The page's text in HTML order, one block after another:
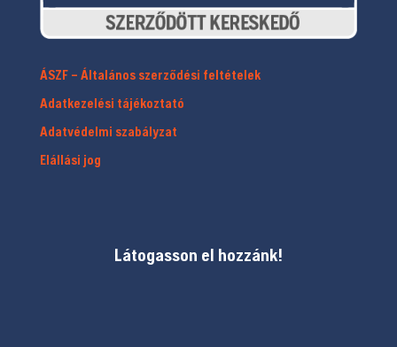
ÁSZF – Általános szerződési feltételek
Adatkezelési tájékoztató
Adatvédelmi szabályzat
Elállási jog
Látogasson el hozzánk!